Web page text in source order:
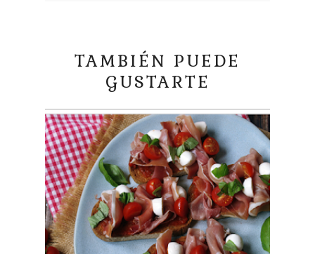
TAMBIÉN PUEDE
GUSTARTE